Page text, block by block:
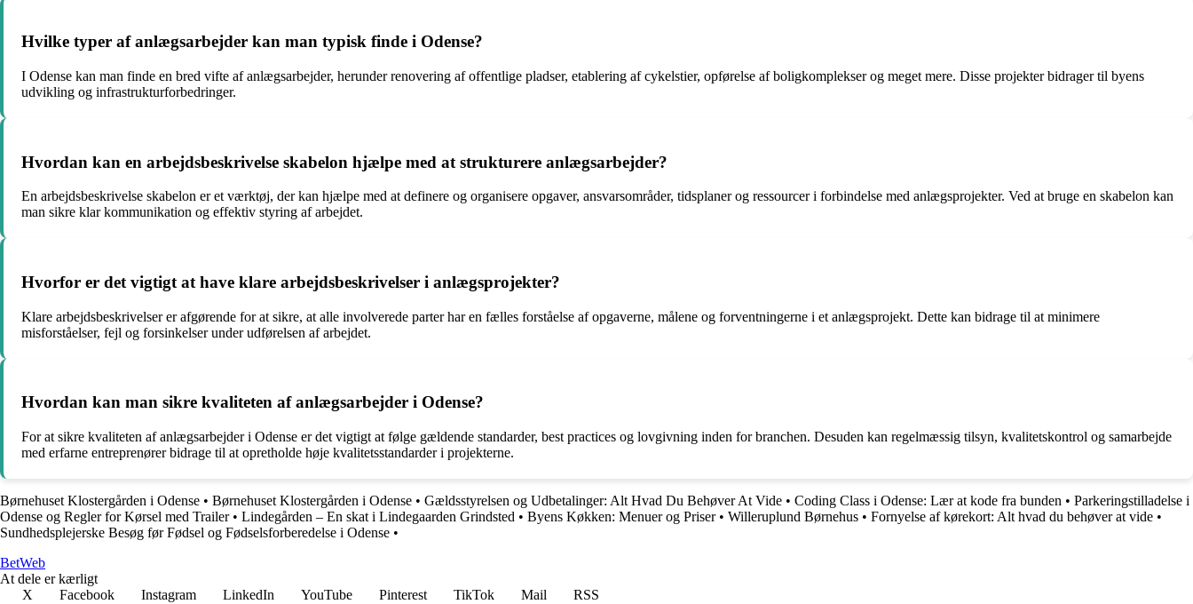
Hvilke typer af anlægsarbejder kan man typisk finde i Odense?
I Odense kan man finde en bred vifte af anlægsarbejder, herunder renovering af offentlige pladser, etablering af cykelstier, opførelse af boligkomplekser og meget mere. Disse projekter bidrager til byens
udvikling og infrastrukturforbedringer.
Hvordan kan en arbejdsbeskrivelse skabelon hjælpe med at strukturere anlægsarbejder?
En arbejdsbeskrivelse skabelon er et værktøj, der kan hjælpe med at definere og organisere opgaver, ansvarsområder, tidsplaner og ressourcer i forbindelse med anlægsprojekter. Ved at bruge en skabelon kan
man sikre klar kommunikation og effektiv styring af arbejdet.
Hvorfor er det vigtigt at have klare arbejdsbeskrivelser i anlægsprojekter?
Klare arbejdsbeskrivelser er afgørende for at sikre, at alle involverede parter har en fælles forståelse af opgaverne, målene og forventningerne i et anlægsprojekt. Dette kan bidrage til at minimere
misforståelser, fejl og forsinkelser under udførelsen af arbejdet.
Hvordan kan man sikre kvaliteten af anlægsarbejder i Odense?
For at sikre kvaliteten af anlægsarbejder i Odense er det vigtigt at følge gældende standarder, best practices og lovgivning inden for branchen. Desuden kan regelmæssig tilsyn, kvalitetskontrol og samarbejde
med erfarne entreprenører bidrage til at opretholde høje kvalitetsstandarder i projekterne.
Børnehuset Klostergården i Odense • Børnehuset Klostergården i Odense • Gældsstyrelsen og Udbetalinger: Alt Hvad Du Behøver At Vide • Coding Class i Odense: Lær at kode fra bunden • Parkeringstilladelse i
Odense og Regler for Kørsel med Trailer• Lindegården – En skat i Lindegaarden Grindsted • Byens Køkken: Menuer og Priser• Willeruplund Børnehus • Fornyelse af kørekort: Alt hvad du behøver at vide •
Sundhedsplejerske Besøg før Fødsel og Fødselsforberedelse i Odense •
BetWeb
At dele er kærligt
X
Facebook Instagram LinkedIn YouTube Pinterest TikTok Mail
RSS